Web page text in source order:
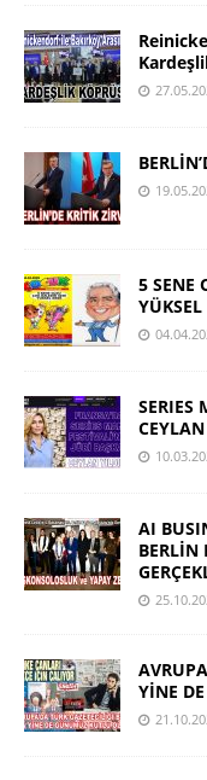
5 SENE
SERIES
AI
BERLİN
YİNE